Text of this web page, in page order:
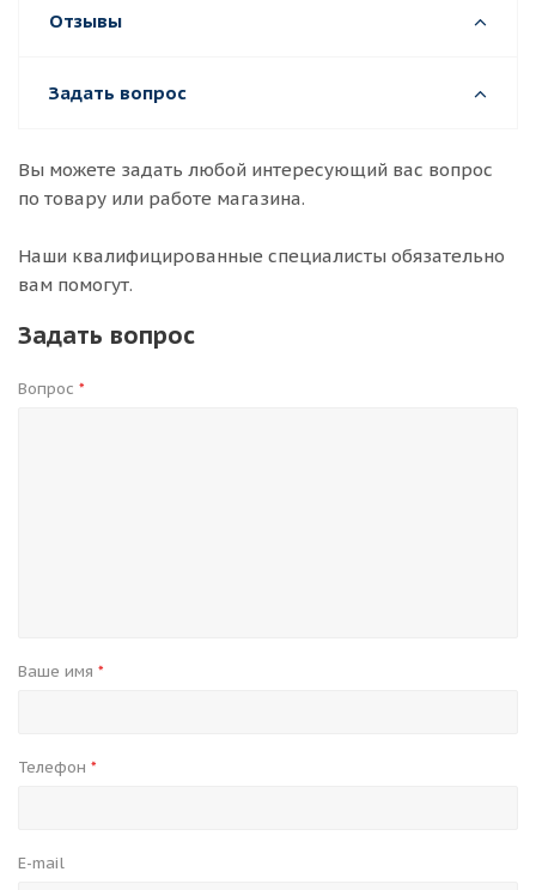
Отзывы
Задать вопрос
Вы можете задать любой интересующий вас вопрос
по товару или работе магазина.
Наши квалифицированные специалисты обязательно
вам помогут.
Задать вопрос
Вопрос *
Ваше имя *
Телефон *
E-mail